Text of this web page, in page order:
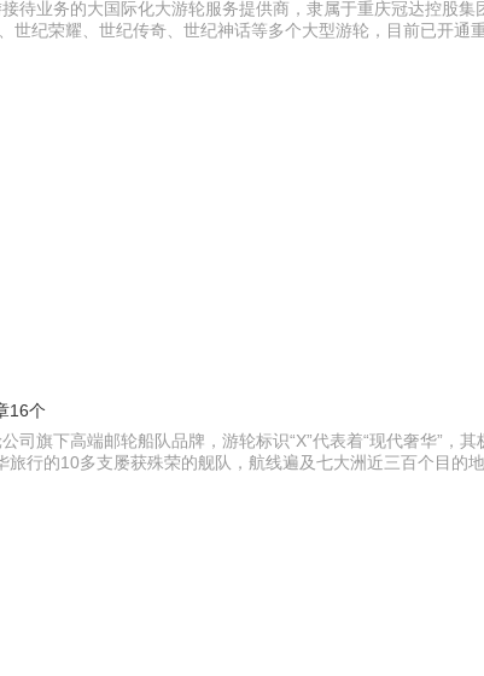
待业务的大国际化大游轮服务提供商，隶属于重庆冠达控股
世纪荣耀、世纪传奇、世纪神话等多个大型游轮，目前已开通
16个
旗下高端邮轮船队品牌，游轮标识“X”代表着“现代奢华”，
行的10多支屡获殊荣的舰队，航线遍及七大洲近三百个目的地